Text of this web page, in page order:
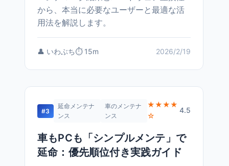
から、本当に必要なユーザーと最適な活
用法を解説します。
👤 いわぶち⏱️ 15m 2026/2/19
#3
延命メンテナ
ンス
車のメンテナ
ンス
★★★★
☆
4.5
車もPCも「シンプルメンテ」で
延命：優先順位付き実践ガイド